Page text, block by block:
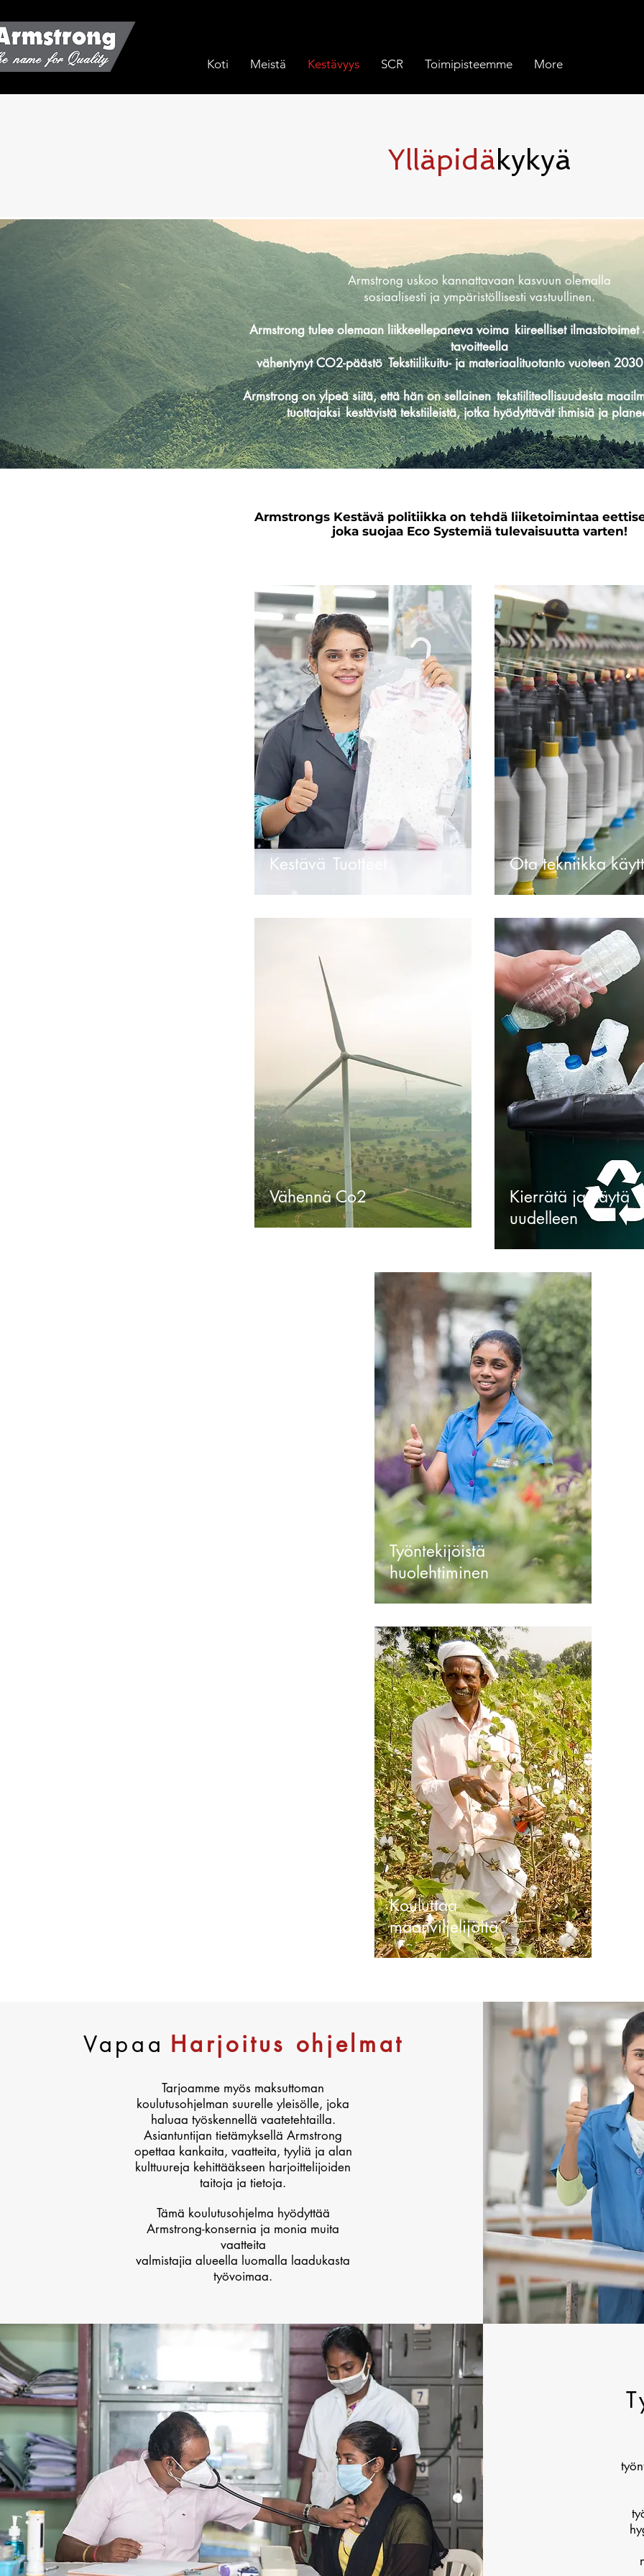
Koti Meistä Kestävyys SCR Toimipisteemme More
Ylläpidäkykyä
Armstrong uskoo kannattavaan kasvuun olemalla
sosiaalisesti ja ympäristöllisesti vastuullinen.
Armstrong tulee olemaan liikkeellepaneva voima kiireelliset
tavoitteella
vähentynyt CO2-päästö Tekstiilikuitu- ja materiaalituotanto vuoteen
Armstrong on ylpeä siitä, että hän on sellainen tekstiiliteollisuudesta
tuottajaksi kestävistä tekstiileistä, jotka hyödyttävät ihmisiä ja
Armstrongs Kestävä politiikka on tehdä liiketoimintaa
joka suojaa Eco Systemiä tulevaisuutta varten!
Kestävä Tuotteet
Vähennä Co2
Ota tekniikka
Kierrätä ja käytä
uudelleen
Työntekijöistä
huolehtiminen
Kouluttaa
maanviljelijöitä
Vapaa Harjoitus ohjelmat
Tarjoamme myös maksuttoman
koulutusohjelman suurelle yleisölle, joka
haluaa työskennellä vaatetehtailla.
Asiantuntijan tietämyksellä Armstrong
opettaa kankaita, vaatteita, tyyliä ja alan
kulttuureja kehittääkseen harjoittelijoiden
taitoja ja tietoja.
Tämä koulutusohjelma hyödyttää
Armstrong-konsernia ja monia muita
vaatteita
valmistajia alueella luomalla laadukasta
työvoimaa.